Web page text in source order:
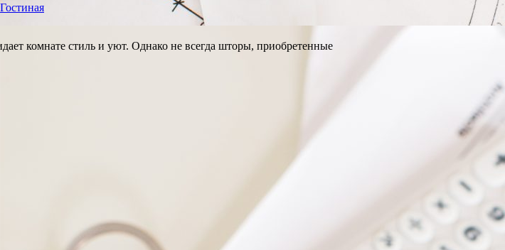
Гостиная
комнате стиль и уют. Однако не всегда шторы, приобретенные